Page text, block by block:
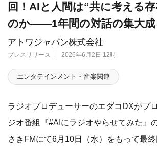
アトワジャパン株式会社
プレスリリース 2026年6月2日 12時
回！AIと人間は“共に考える
のか――1年間の対話の集大成
エンタテインメント・音楽関連
ラジオプロデューサーのエダコDXがプ
ジオ番組『#AIにラジオやらせてみた』
さきFMにて6月10日（水）をもって最